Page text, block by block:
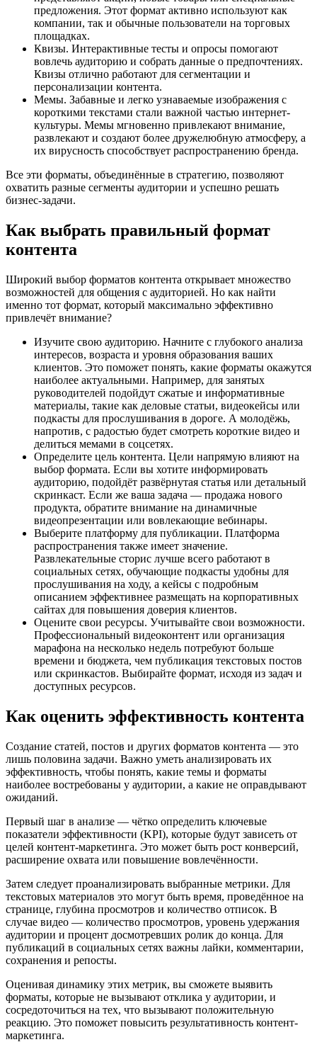
предложения. Этот формат активно используют как
компании, так и обычные пользователи на торговых
площадках.
Квизы. Интерактивные тесты и опросы помогают
вовлечь аудиторию и собрать данные о предпочтениях.
Квизы отлично работают для сегментации и
персонализации контента.
Мемы. Забавные и легко узнаваемые изображения с
короткими текстами стали важной частью интернет-
культуры. Мемы мгновенно привлекают внимание,
развлекают и создают более дружелюбную атмосферу, а
их вирусность способствует распространению бренда.
Все эти форматы, объединённые в стратегию, позволяют
охватить разные сегменты аудитории и успешно решать
бизнес-задачи.
Как выбрать правильный формат
контента
Широкий выбор форматов контента открывает множество
возможностей для общения с аудиторией. Но как найти
именно тот формат, который максимально эффективно
привлечёт внимание?
Изучите свою аудиторию. Начните с глубокого анализа
интересов, возраста и уровня образования ваших
клиентов. Это поможет понять, какие форматы окажутся
наиболее актуальными. Например, для занятых
руководителей подойдут сжатые и информативные
материалы, такие как деловые статьи, видеокейсы или
подкасты для прослушивания в дороге. А молодёжь,
напротив, с радостью будет смотреть короткие видео и
делиться мемами в соцсетях.
Определите цель контента. Цели напрямую влияют на
выбор формата. Если вы хотите информировать
аудиторию, подойдёт развёрнутая статья или детальный
скринкаст. Если же ваша задача — продажа нового
продукта, обратите внимание на динамичные
видеопрезентации или вовлекающие вебинары.
Выберите платформу для публикации. Платформа
распространения также имеет значение.
Развлекательные сторис лучше всего работают в
социальных сетях, обучающие подкасты удобны для
прослушивания на ходу, а кейсы с подробным
описанием эффективнее размещать на корпоративных
сайтах для повышения доверия клиентов.
Оцените свои ресурсы. Учитывайте свои возможности.
Профессиональный видеоконтент или организация
марафона на несколько недель потребуют больше
времени и бюджета, чем публикация текстовых постов
или скринкастов. Выбирайте формат, исходя из задач и
доступных ресурсов.
Как оценить эффективность контента
Создание статей, постов и других форматов контента — это
лишь половина задачи. Важно уметь анализировать их
эффективность, чтобы понять, какие темы и форматы
наиболее востребованы у аудитории, а какие не оправдывают
ожиданий.
Первый шаг в анализе — чётко определить ключевые
показатели эффективности (KPI), которые будут зависеть от
целей контент-маркетинга. Это может быть рост конверсий,
расширение охвата или повышение вовлечённости.
Затем следует проанализировать выбранные метрики. Для
текстовых материалов это могут быть время, проведённое на
странице, глубина просмотров и количество отписок. В
случае видео — количество просмотров, уровень удержания
аудитории и процент досмотревших ролик до конца. Для
публикаций в социальных сетях важны лайки, комментарии,
сохранения и репосты.
Оценивая динамику этих метрик, вы сможете выявить
форматы, которые не вызывают отклика у аудитории, и
сосредоточиться на тех, что вызывают положительную
реакцию. Это поможет повысить результативность контент-
маркетинга.